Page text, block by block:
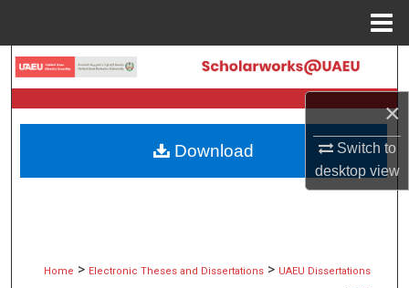
×
Switch to
desktopview
Search
Browse Collections
My Account
Home > Electronic Theses and Dissertations > UAEU Dissertations
Download